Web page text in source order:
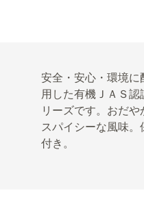
安全・安心・環境に
用した有機ＪＡＳ
リーズです。おだや
スパイシーな風味
付き。